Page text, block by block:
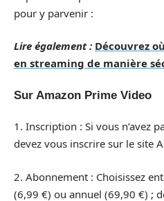
pour y parvenir :
Lire également : Découvrez
en streaming de manière
Sur Amazon Prime Video
1. Inscription : Si vous n’avez
devez vous inscrire sur le site
2. Abonnement : Choisissez
(6,99 €) ou annuel (69,90 €) ;